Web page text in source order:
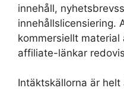
innehåll,
innehållslicensiering.
kommersiellt
affiliate-länkar
Intäktskällorna är